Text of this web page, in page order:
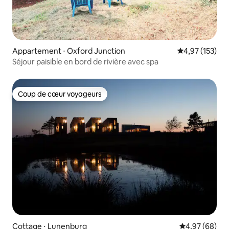
Appartement ⋅ Oxford Junction Évaluation
4,97 (153)
Séjour paisible en bord de rivière avec spa
Coup de cœur voyageurs
Coup de cœur voyageurs
Cottage ⋅ Lunenburg Évaluation
4,97 (68)